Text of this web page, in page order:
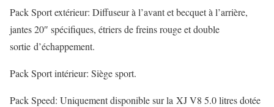
Pack Sport extérieur: Diffuseur à l’avant et becquet à l’arrière,
jantes 20″ spécifiques, étriers de freins rouge et double
sortie d’échappement.
Pack Sport intérieur: Siège sport.
Pack Speed: Uniquement disponible sur la XJ V8 5.0 litres dotée